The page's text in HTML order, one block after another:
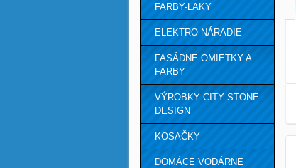
FARBY-LAKY
ELEKTRO NÁRADIE
FASÁDNE OMIETKY A
FARBY
VÝROBKY CITY STONE
DESIGN
KOSAČKY
DOMÁCE VODÁRNE